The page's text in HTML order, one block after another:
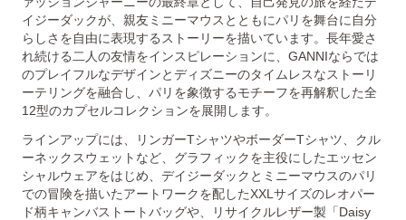
イジーダックが、親友ミニーマウスとともにパリを舞台に自分
らしさを自由に表現するストーリーを描いています。長年愛さ
れ続ける二人の友情をインスピレーションに、GANNIならでは
のプレイフルなデザインとディズニーのタイムレスなストーリ
ーテリングを融合し、パリを象徴するモチーフを再解釈した全
12型のカプセルコレクションを展開します。
ラインアップには、リンガーTシャツやボーダーTシャツ、クル
ーネックスウェットなど、グラフィックを主役にしたエッセン
シャルウェアをはじめ、デイジーダックとミニーマウスのパリ
での冒険を描いたアートワークを配したXXLサイズのレオパー
ド柄キャンバストートバッグや、リサイクルレザー製「Daisy